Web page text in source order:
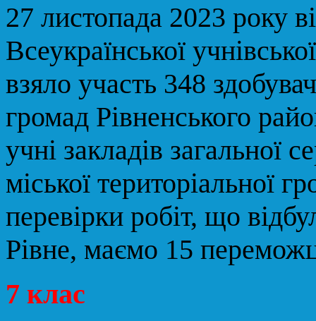
27 листопада 2023 року
Всеукраїнської
взяло участь 348
громад Рівненського
учні закладів загальної
міської територіальної
перевірки робіт, що
Рівне, маємо 15
7 клас